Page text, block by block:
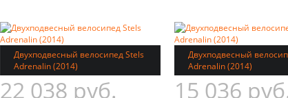
Двухподвесный велосипед Stels
Adrenalin (2014)
22 038 руб.
Двухподвесный
Adrenalin (2014)
15 036